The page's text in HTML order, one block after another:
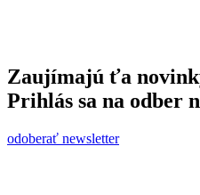
Zaujímajú ťa
Prihlás sa na odber
odoberať newsletter